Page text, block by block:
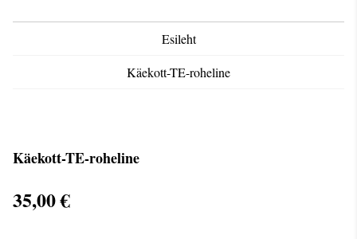
Esileht
Käekott-TE-roheline
Käekott-TE-roheline
35,00 €